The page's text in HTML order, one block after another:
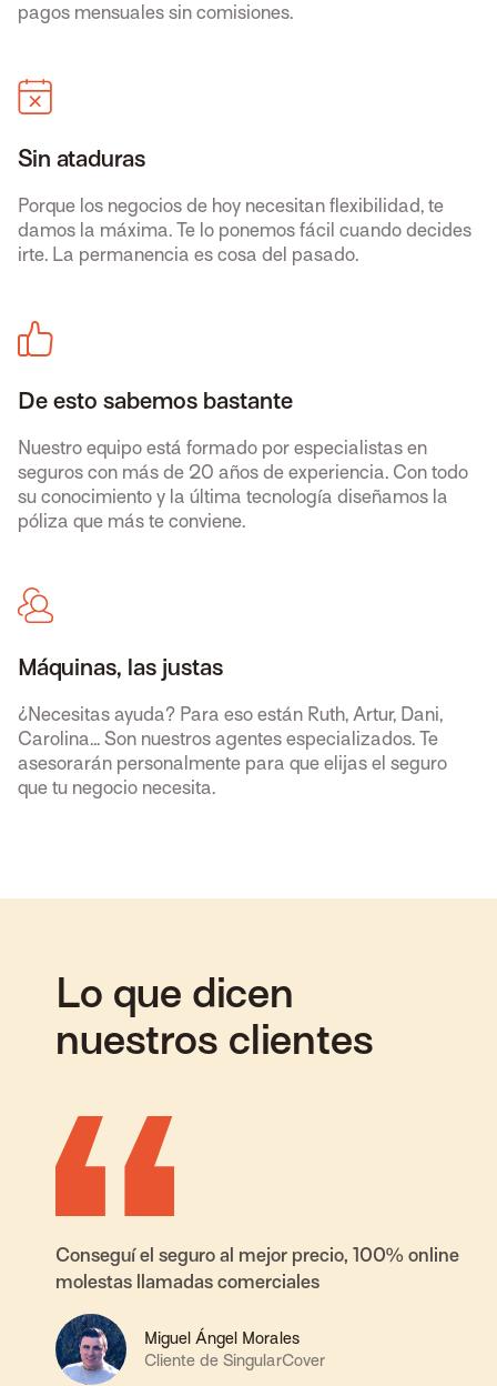
pagos mensuales sin comisiones.
Sin ataduras
Porque los negocios de hoy necesitan flexibilidad, te
damos la máxima. Te lo ponemos fácil cuando decides
irte. La permanencia es cosa del pasado.
De esto sabemos bastante
Nuestro equipo está formado por especialistas en
seguros con más de 20 años de experiencia. Con todo
su conocimiento y la última tecnología diseñamos la
póliza que más te conviene.
Máquinas, las justas
¿Necesitas ayuda? Para eso están Ruth, Artur, Dani,
Carolina... Son nuestros agentes especializados. Te
asesorarán personalmente para que elijas el seguro
que tu negocio necesita.
Lo que dicen
nuestros clientes
Conseguí el seguro al mejor precio, 100% online y
molestas llamadas comerciales
Miguel Ángel Morales
Cliente de SingularCover